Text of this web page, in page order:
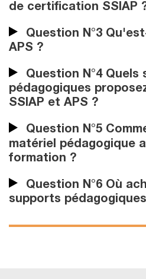
de certification SSIAP
Question N°3
APS ?
Question N°4 Quels
pédagogiques
SSIAP et APS ?
Question N°5
matériel pédagogique
formation ?
Question N°6 Où
supports